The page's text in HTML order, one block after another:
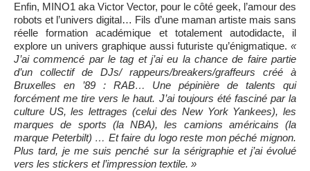
Enfin, MINO1 aka Victor Vector, pour le côté geek, l’amour des
robots et l’univers digital… Fils d’une maman artiste mais sans
réelle formation académique et totalement autodidacte, il
explore un univers graphique aussi futuriste qu’énigmatique. «
J’ai commencé par le tag et j’ai eu la chance de faire partie
d’un collectif de DJs/ rappeurs/breakers/graffeurs créé à
Bruxelles en ’89 : RAB… Une pépinière de talents qui
forcément me tire vers le haut. J’ai toujours été fasciné par la
culture US, les lettrages (celui des New York Yankees), les
marques de sports (la NBA), les camions américains (la
marque Peterbilt) … Et faire du logo reste mon péché mignon.
Plus tard, je me suis penché sur la sérigraphie et j’ai évolué
vers les stickers et l’impression textile. »